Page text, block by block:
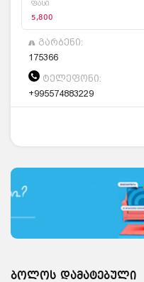
ფასი
5,800
გარბენი:
175366
ტელეფონი:
+995574883229
ბოლოს დამატებული